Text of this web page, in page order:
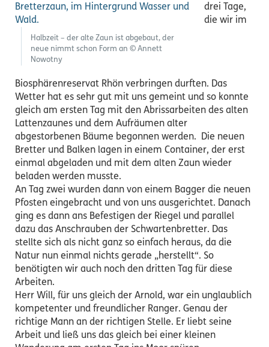
Halbzeit – der alte Zaun ist abgebaut, der
neue nimmt schon Form an © Annett
Nowotny
drei Tage,
die wir im
Biosphärenreservat Rhön verbringen durften. Das
Wetter hat es sehr gut mit uns gemeint und so konnte
gleich am ersten Tag mit den Abrissarbeiten des alten
Lattenzaunes und dem Aufräumen alter
abgestorbenen Bäume begonnen werden. Die neuen
Bretter und Balken lagen in einem Container, der erst
einmal abgeladen und mit dem alten Zaun wieder
beladen werden musste.
An Tag zwei wurden dann von einem Bagger die neuen
Pfosten eingebracht und von uns ausgerichtet. Danach
ging es dann ans Befestigen der Riegel und parallel
dazu das Anschrauben der Schwartenbretter. Das
stellte sich als nicht ganz so einfach heraus, da die
Natur nun einmal nichts gerade „herstellt“. So
benötigten wir auch noch den dritten Tag für diese
Arbeiten.
Herr Will, für uns gleich der Arnold, war ein unglaublich
kompetenter und freundlicher Ranger. Genau der
richtige Mann an der richtigen Stelle. Er liebt seine
Arbeit und ließ uns das gleich bei einer kleinen